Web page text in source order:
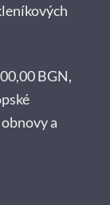
BGN,
a